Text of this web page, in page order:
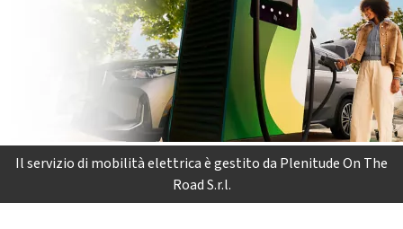
Il servizio di mobilità elettrica è gestito da Plenitude On The
Road S.r.l.